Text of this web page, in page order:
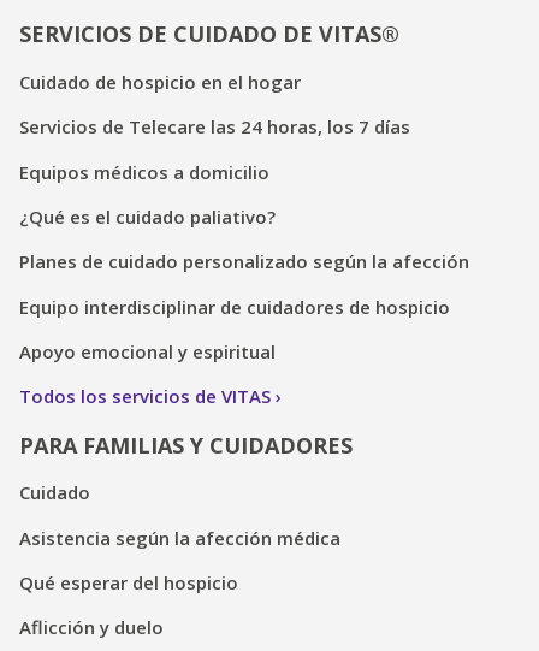
SERVICIOS DE CUIDADO DE VITAS®
Cuidado de hospicio en el hogar
Servicios de Telecare las 24 horas, los 7 días
Equipos médicos a domicilio
¿Qué es el cuidado paliativo?
Planes de cuidado personalizado según la afección
Equipo interdisciplinar de cuidadores de hospicio
Apoyo emocional y espiritual
Todos los servicios de VITAS
PARA FAMILIAS Y CUIDADORES
Cuidado
Asistencia según la afección médica
Qué esperar del hospicio
Aflicción y duelo